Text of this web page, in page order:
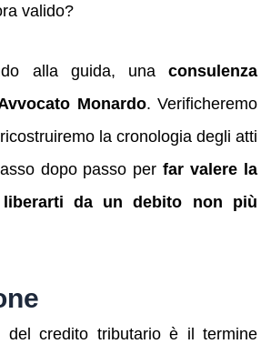
valido?
alla guida, una consulenza
Monardo. Verificheremo
la cronologia degli atti
dopo passo perfar valere la
liberarti da un debito non più
del credito tributario è il termine